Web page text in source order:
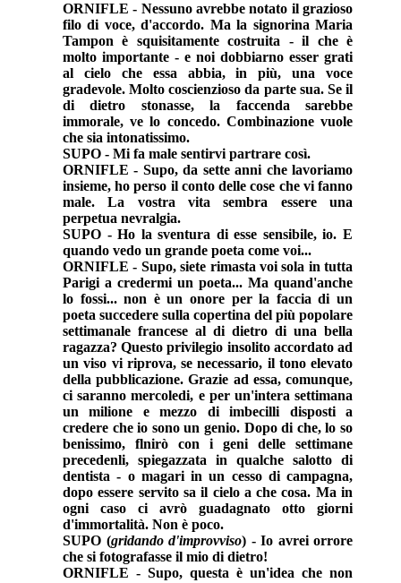
ORNIFLE - Nessuno avrebbe notato il grazioso
filo di voce, d'accordo. Ma la signorina Maria
Tampon è squisitamente costruita - il che è
molto importante - e noi dobbiarno esser grati
al cielo che essa abbia, in più, una voce
gradevole. Molto coscienzioso da parte sua. Se il
di dietro stonasse, la faccenda sarebbe
immorale, ve lo concedo. Combinazione vuole
che sia intonatissimo.
SUPO - Mi fa male sentirvi partrare così.
ORNIFLE - Supo, da sette anni che lavoriamo
insieme, ho perso il conto delle cose che vi fanno
male. La vostra vita sembra essere una
perpetua nevralgia.
SUPO - Ho la sventura di esse sensibile, io. E
quando vedo un grande poeta come voi...
ORNIFLE - Supo, siete rimasta voi sola in tutta
Parigi a credermi un poeta... Ma quand'anche
lo fossi... non è un onore per la faccia di un
poeta succedere sulla copertina del più popolare
settimanale francese al di dietro di una bella
ragazza? Questo privilegio insolito accordato ad
un viso vi riprova, se necessario, il tono elevato
della pubblicazione. Grazie ad essa, comunque,
ci saranno mercoledi, e per un'intera settimana
un milione e mezzo di imbecilli disposti a
credere che io sono un genio. Dopo di che, lo so
benissimo, flnirò con i geni delle settimane
precedenli, spiegazzata in qualche salotto di
dentista - o magari in un cesso di campagna,
dopo essere servito sa il cielo a che cosa. Ma in
ogni caso ci avrò guadagnato otto giorni
d'immortalità. Non è poco.
SUPO (gridando d'improvviso) - Io avrei orrore
che si fotografasse il mio di dietro!
ORNIFLE - Supo, questa è un'idea che non